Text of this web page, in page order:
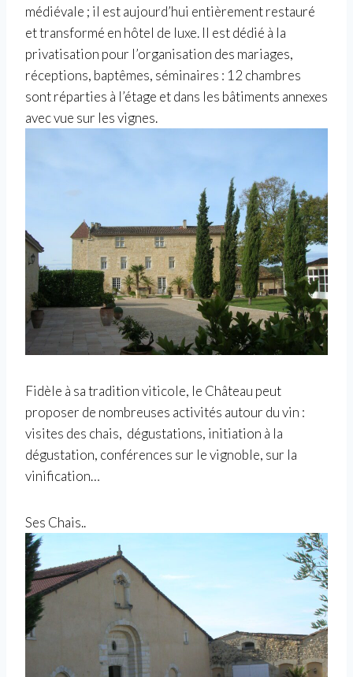
médiévale ; il est aujourd’hui entièrement restauré
et transformé en hôtel de luxe. Il est dédié à la
privatisation pour l’organisation des mariages,
réceptions, baptêmes, séminaires : 12 chambres
sont réparties à l’étage et dans les bâtiments annexes
avec vue sur les vignes.
Fidèle à sa tradition viticole, le Château peut
proposer de nombreuses activités autour du vin :
visites des chais, dégustations, initiation à la
dégustation, conférences sur le vignoble, sur la
vinification…
Ses Chais..